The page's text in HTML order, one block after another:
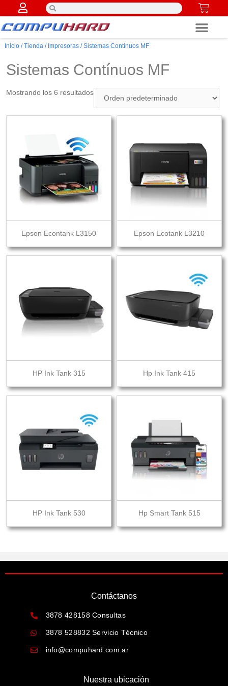
Inicio /Tienda / Impresoras / Sistemas Contínuos MF
Sistemas Contínuos MF
Mostrando los 6 resultados
Epson Econtank L3150 Epson Ecotank L3210
HP Ink Tank 315 Hp Ink Tank 415
HP Ink Tank 530 Hp Smart Tank 515
Contáctanos
3878 428158 Consultas
3878 528832 Servicio Técnico
info@compuhard.com.ar
Nuestra ubicación